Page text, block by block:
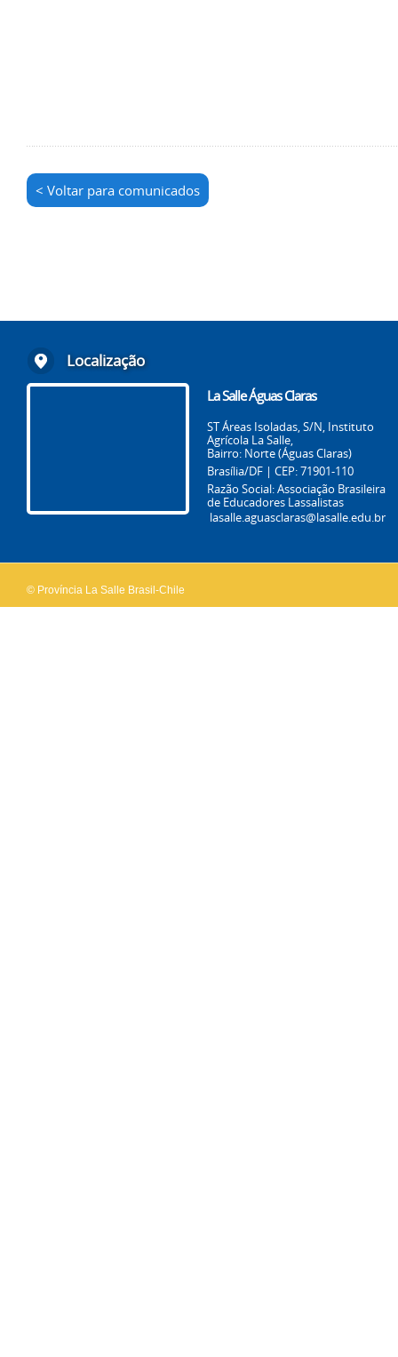
< Voltar para comunicados
Localização
La Salle Águas Claras
ST Áreas Isoladas, S/N, Instituto
Agrícola La Salle,
Bairro: Norte (Águas Claras)
Brasília/DF | CEP: 71901-110
Razão Social: Associação Brasileira
de Educadores Lassalistas
lasalle.aguasclaras@lasalle.edu.br
© Província La Salle Brasil-Chile